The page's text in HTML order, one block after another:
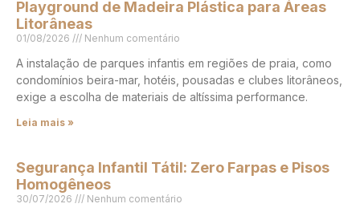
Playground de Madeira Plástica para Áreas
Litorâneas
01/08/2026 Nenhum comentário
A instalação de parques infantis em regiões de praia, como
condomínios beira-mar, hotéis, pousadas e clubes litorâneos,
exige a escolha de materiais de altíssima performance.
Leia mais »
Segurança Infantil Tátil: Zero Farpas e Pisos
Homogêneos
30/07/2026 Nenhum comentário